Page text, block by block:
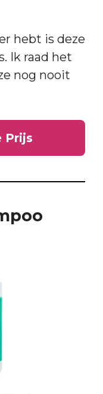
hebt is deze
Ik raad het
nog nooit
Prijs